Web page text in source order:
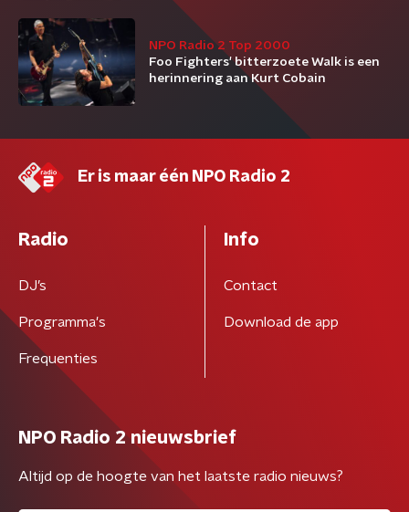
NPO Radio 2 Top 2000
Foo Fighters' bitterzoete Walk is een
herinnering aan Kurt Cobain
Er is maar één NPO Radio 2
Radio
DJ’s
Programma's
Frequenties
Info
Contact
Download de app
NPO Radio 2 nieuwsbrief
Altijd op de hoogte van het laatste radio nieuws?